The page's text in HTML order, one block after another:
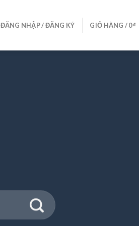
ĐĂNG NHẬP / ĐĂNG KÝ GIỎ HÀNG /0₫